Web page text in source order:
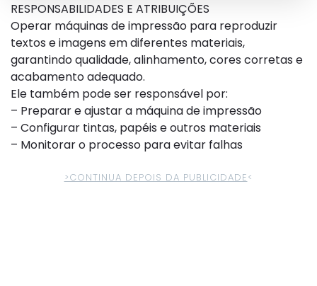
RESPONSABILIDADES E ATRIBUIÇÕES
Operar máquinas de impressão para reproduzir
textos e imagens em diferentes materiais,
garantindo qualidade, alinhamento, cores corretas e
acabamento adequado.
Ele também pode ser responsável por:
– Preparar e ajustar a máquina de impressão
– Configurar tintas, papéis e outros materiais
– Monitorar o processo para evitar falhas
>CONTINUA DEPOIS DA PUBLICIDADE<